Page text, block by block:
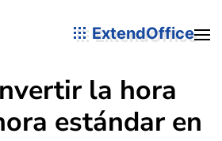
ExtendOffice
la hora
estándar en